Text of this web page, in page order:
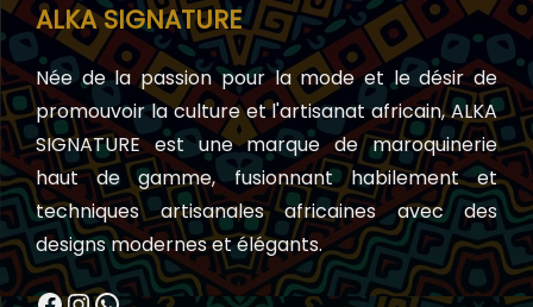
ALKA SIGNATURE
Née de la passion pour la mode et le désir de
promouvoir la culture et l'artisanat africain, ALKA
SIGNATURE est une marque de maroquinerie
haut de gamme, fusionnant habilement et
techniques artisanales africaines avec des
designs modernes et élégants.